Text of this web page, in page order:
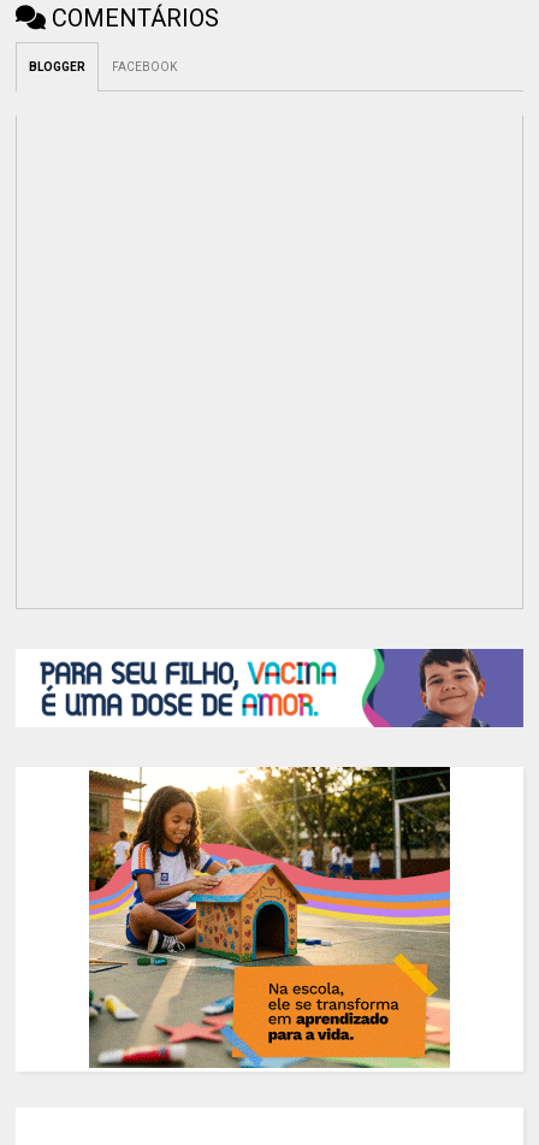
COMENTÁRIOS
BLOGGER FACEBOOK